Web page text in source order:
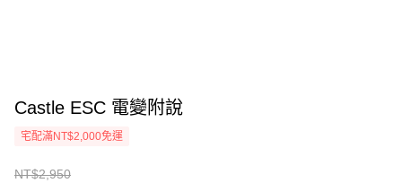
Castle ESC 電變附說
宅配滿NT$2,000免運
NT$2,950